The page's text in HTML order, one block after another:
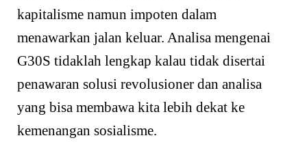
kapitalisme namun impoten dalam
menawarkan jalan keluar. Analisa mengenai
G30S tidaklah lengkap kalau tidak disertai
penawaran solusi revolusioner dan analisa
yang bisa membawa kita lebih dekat ke
kemenangan sosialisme.